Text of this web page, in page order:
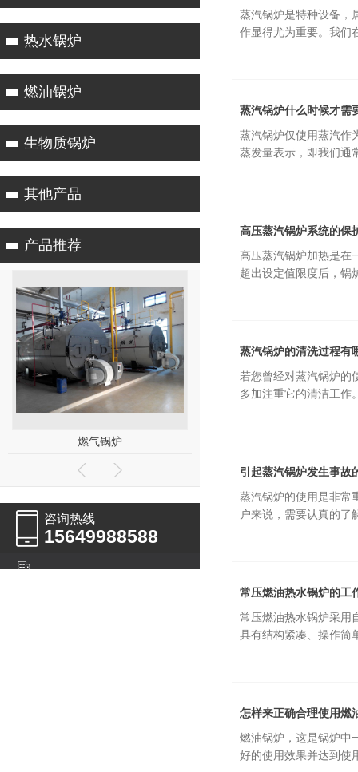
热水锅炉
燃油锅炉
生物质锅炉
其他产品
产品推荐
工业燃气锅炉
咨询热线
15649988588
蒸汽锅炉是特种设备，
作显得尤为重要。我们
蒸汽锅炉什么时候才需
蒸汽锅炉仅使用蒸汽作
蒸发量表示，即我们通
高压蒸汽锅炉系统的保
高压蒸汽锅炉加热是在
超出设定值限度后，锅
蒸汽锅炉的清洗过程有
若您曾经对蒸汽锅炉的
多加注重它的清洁工作
引起蒸汽锅炉发生事故
蒸汽锅炉的使用是非常
户来说，需要认真的了
常压燃油热水锅炉的工
常压燃油热水锅炉采用
具有结构紧凑、操作简
怎样来正确合理使用燃
燃油锅炉，这是锅炉中
好的使用效果并达到使